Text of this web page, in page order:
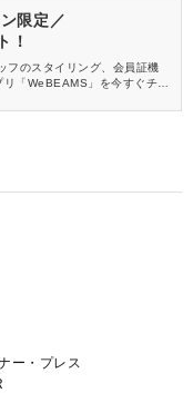
限定／
！
フのスタイリング、会員証機
「WeBEAMS」を今すぐチェ
ー・プレス